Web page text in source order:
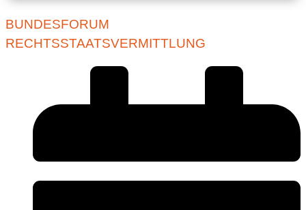
BUNDESFORUM
RECHTSSTAATSVERMITTLUNG